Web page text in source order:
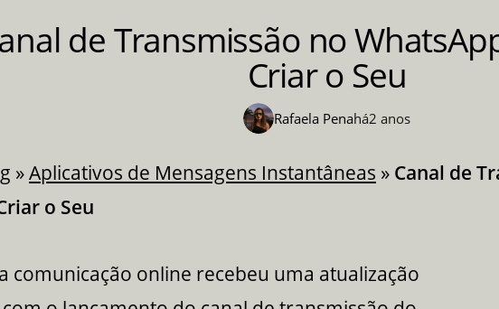
de Transmissão no
Criar o Seu
Rafaela Penahá2 anos
»Aplicativos de Mensagens Instantâneas » Canal de
o Seu
comunicação online recebeu uma atualização